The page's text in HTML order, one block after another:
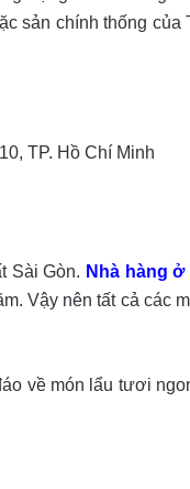
sản chính thống
TP. Hồ Chí Minh
Sài Gòn. Nhà hàng ở
Vậy nên tất cả các
về món lẩu tươi